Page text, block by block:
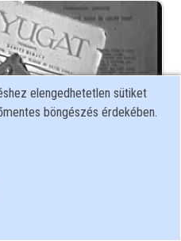
Á.mp4
elengedhetetlen sütiket
böngészés érdekében.